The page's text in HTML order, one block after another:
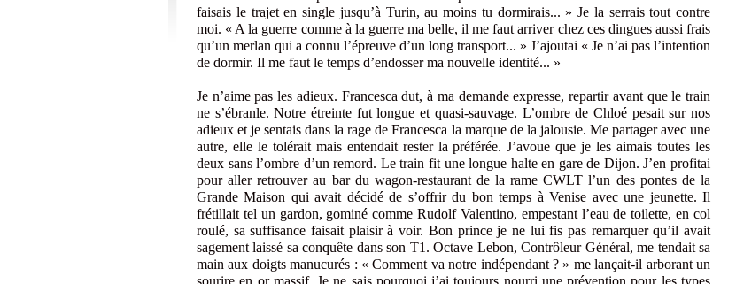
faisais le trajet en single jusqu’à Turin, au moins tu dormirais... » Je la serrais tout contre
moi. « A la guerre comme à la guerre ma belle, il me faut arriver chez ces dingues aussi frais
qu’un merlan qui a connu l’épreuve d’un long transport... » J’ajoutai « Je n’ai pas l’intention
de dormir. Il me faut le temps d’endosser ma nouvelle identité... »
Je n’aime pas les adieux. Francesca dut, à ma demande expresse, repartir avant que le train
ne s’ébranle. Notre étreinte fut longue et quasi-sauvage. L’ombre de Chloé pesait sur nos
adieux et je sentais dans la rage de Francesca la marque de la jalousie. Me partager avec une
autre, elle le tolérait mais entendait rester la préférée. J’avoue que je les aimais toutes les
deux sans l’ombre d’un remord. Le train fit une longue halte en gare de Dijon. J’en profitai
pour aller retrouver au bar du wagon-restaurant de la rame CWLT l’un des pontes de la
Grande Maison qui avait décidé de s’offrir du bon temps à Venise avec une jeunette. Il
frétillait tel un gardon, gominé comme Rudolf Valentino, empestant l’eau de toilette, en col
roulé, sa suffisance faisait plaisir à voir. Bon prince je ne lui fis pas remarquer qu’il avait
sagement laissé sa conquête dans son T1. Octave Lebon, Contrôleur Général, me tendait sa
main aux doigts manucurés : « Comment va notre indépendant ? » me lançait-il arborant un
sourire en or massif. Je ne sais pourquoi j’ai toujours nourri une prévention pour les types